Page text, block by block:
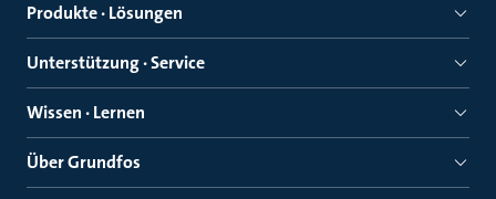
Produkte · Lösungen
Unterstützung · Service
Wissen · Lernen
Über Grundfos